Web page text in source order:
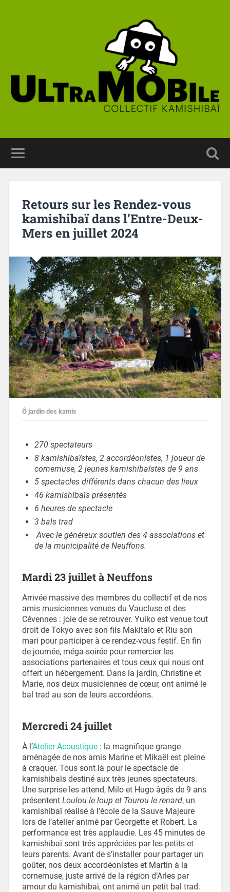
Retours sur les Rendez-vous
kamishibaï dans l’Entre-Deux-
Mers en juillet 2024
Ô jardin des kamis
270 spectateurs
8 kamishibaïstes, 2 accordéonistes, 1 joueur de
cornemuse, 2 jeunes kamishibaïstes de 9 ans
5 spectacles différents dans chacun des lieux
46 kamishibaïs présentés
6 heures de spectacle
3 bals trad
Avec le généreux soutien des 4 associations et
de la municipalité de Neuffons.
Mardi 23 juillet à Neuffons
Arrivée massive des membres du collectif et de nos
amis musiciennes venues du Vaucluse et des
Cévennes : joie de se retrouver. Yuiko est venue tout
droit de Tokyo avec son fils Makitalo et Riu son
mari pour participer à ce rendez-vous festif. En fin
de journée, méga-soirée pour remercier les
associations partenaires et tous ceux qui nous ont
offert un hébergement. Dans la jardin, Christine et
Marie, nos deux musiciennes de cœur, ont animé le
bal trad au son de leurs accordéons.
Mercredi 24 juillet
À l’Atelier Acoustique: la magnifique grange
aménagée de nos amis Marine et Mikaël est pleine
à craquer. Tous sont là pour le spectacle de
kamishibaïs destiné aux très jeunes spectateurs.
Une surprise les attend, Milo et Hugo âgés de 9 ans
présentent Loulou le loup et Tourou le renard, un
kamishibaï réalisé à l’école de la Sauve Majeure
lors de l’atelier animé par Georgette et Robert. La
performance est très applaudie. Les 45 minutes de
kamishibaï sont trés appréciées par les petits et
leurs parents. Avant de s’installer pour partager un
goûter, nos deux accordéonistes et Martin à la
cornemuse, juste arrivé de la région d’Arles par
amour du kamishibaï, ont animé un petit bal trad.